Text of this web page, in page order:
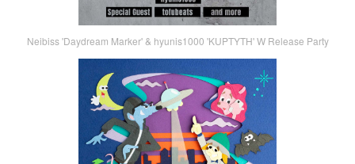
Neibiss 'Daydream Marker' & hyunis1000 'KUPTYTH' W Release Party